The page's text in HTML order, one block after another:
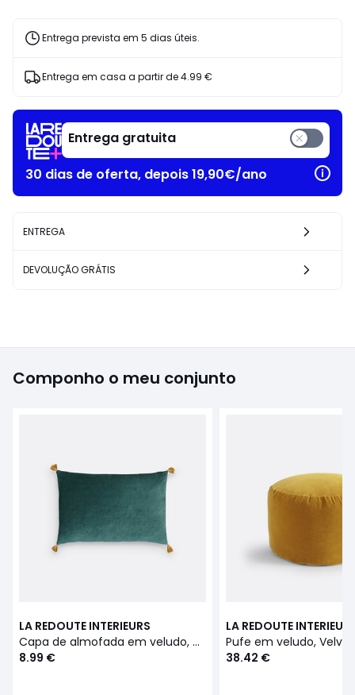
e
Entrega prevista em 5 dias úteis.
Entrega em casa a partir de4.99 €
Entrega gratuita
30 dias de oferta, depois 19,90€/ano
ENTREGA
DEVOLUÇÃO GRÁTIS
Componho o meu conjunto
LA REDOUTE INTERIEURS
Capa de almofada em veludo, Velvet
8.99 €
LA REDOUTE
Pufe em veludo, Velvet
38.42 €